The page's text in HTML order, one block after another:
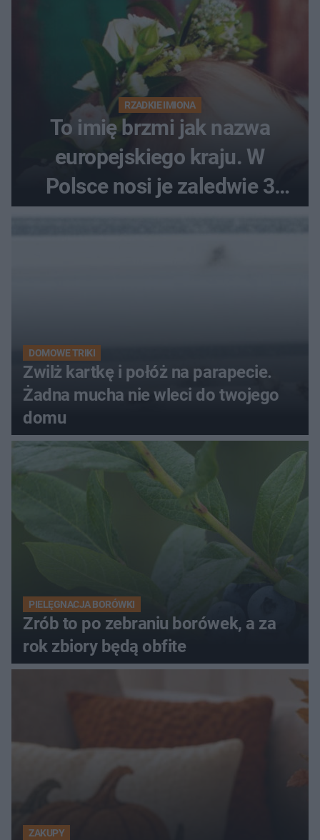
RZADKIE IMIONA
To imię brzmi jak nazwa
europejskiego kraju. W
Polsce nosi je zaledwie 3
DOMOWE TRIKI
Zwilż kartkę i połóż na parapecie.
Żadna mucha nie wleci do twojego
domu
PIELĘGNACJA BORÓWKI
Zrób to po zebraniu borówek, a za
rok zbiory będą obfite
ZAKUPY